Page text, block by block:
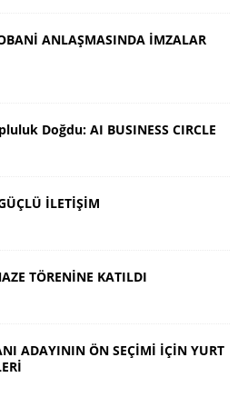
ANLAŞMASINDA İMZALAR
Doğdu: AI BUSINESS CIRCLE
İLETİŞİM
TÖRENİNE KATILDI
ADAYININ ÖN SEÇİMİ İÇİN YURT